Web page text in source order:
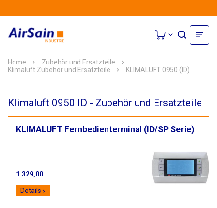
Home
Zubehör und Ersatzteile
Klimaluft Zubehör und Ersatzteile
KLIMALUFT 0950 (ID)
Klimaluft 0950 ID - Zubehör und Ersatzteile
KLIMALUFT Fernbedienterminal (ID/SP Serie)
1.329,00
Details